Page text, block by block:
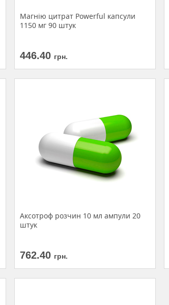
Магнію цитрат Powerful капсули
1150 мг 90 штук
446.40 грн.
Аксотроф розчин 10 мл ампули 20
штук
762.40 грн.